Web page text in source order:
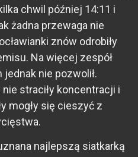
chwil później 14:11 i
żadna przewaga nie
znów odrobiły
Na więcej zespół
nie pozwolił.
straciły koncentracji i
mogły się cieszyć z
najlepszą siatkarką